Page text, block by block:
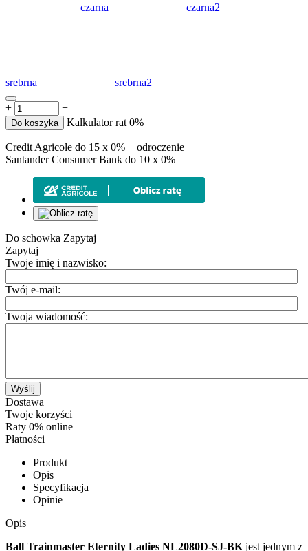
czarna czarna2
srebrna srebrna2
+ −
Do koszyka Kalkulator rat 0%
Credit Agricole do 15 x 0% + odroczenie
Santander Consumer Bank do 10 x 0%
Do schowka Zapytaj
Zapytaj
Twoje imię i nazwisko:
Twój e-mail:
Twoja wiadomość:
Wyślij
Dostawa
Twoje korzyści
Raty 0% online
Płatności
Produkt
Opis
Specyfikacja
Opinie
Opis
Ball Trainmaster Eternity Ladies NL2080D-SJ-BK jest jednym z